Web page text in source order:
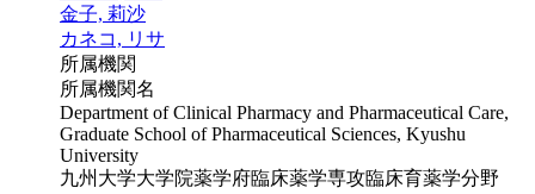
金子, 莉沙
カネコ, リサ
所属機関
所属機関名
Department of Clinical Pharmacy and Pharmaceutical Care,
Graduate School of Pharmaceutical Sciences, Kyushu
University
九州大学大学院薬学府臨床薬学専攻臨床育薬学分野